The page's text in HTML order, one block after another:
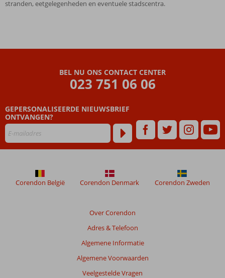
stranden, eetgelegenheden en eventuele stadscentra.
BEL NU ONS CONTACT CENTER
023 751 06 06
GEPERSONALISEERDE NIEUWSBRIEF
ONTVANGEN?
Over Corendon
Adres & Telefoon
Algemene Informatie
Algemene Voorwaarden
Veelgestelde Vragen
Corendon België Corendon Denmark Corendon Zweden